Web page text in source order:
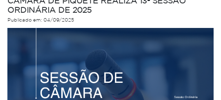
ORDINÁRIA DE 2025
Publicado em: 04/09/2025